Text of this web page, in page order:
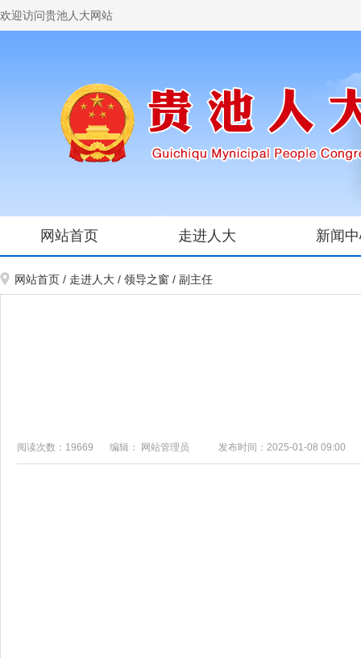
欢迎访问贵池人大网站
网站首页 走进人大 新闻
网站首页 / 走进人大 / 领导之窗 / 副主任
阅读次数：19669 编辑： 网站管理员 发布时间：2025-01-08 09:00